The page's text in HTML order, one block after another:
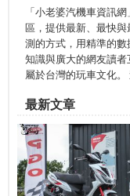
「小老婆汽機車資訊
區，提供最新、最快
測的方式，用精準的
知識與廣大的網友讀
屬於台灣的玩車文化
最新文章